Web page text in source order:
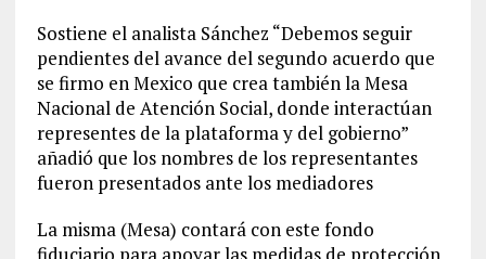
Sostiene el analista Sánchez “Debemos seguir
pendientes del avance del segundo acuerdo que
se firmo en Mexico que crea también la Mesa
Nacional de Atención Social, donde interactúan
representes de la plataforma y del gobierno”
añadió que los nombres de los representantes
fueron presentados ante los mediadores
La misma (Mesa) contará con este fondo